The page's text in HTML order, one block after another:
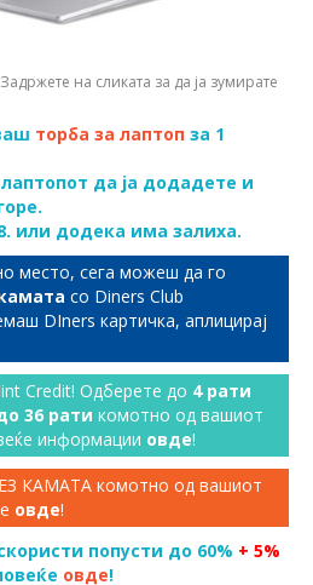
Задржете на сликата за да ја зумирате
торба за лаптоп за 1
да ја додадете и
или додека има залиха.
место, сега можеш да го
со Diners Club
DIners картичка, аплицирај
Credit! Одберете до 4 рати
36 рати комотно од вашиот
информации овде!
КАМАТА комотно од вашиот
овде!
попусти до 60% + 5%
овде!